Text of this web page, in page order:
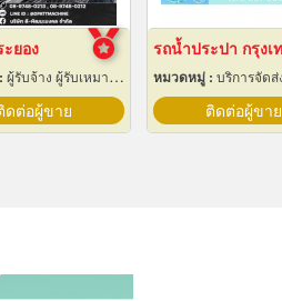
ยอง
ผู้รับจ้าง ผู้รับเหมากลึง
ดต่อผู้ขาย
รถน้ำประปา กรุงเ
หมวดหมู่ : บริการจัดส่
ติดต่อผู้ขาย